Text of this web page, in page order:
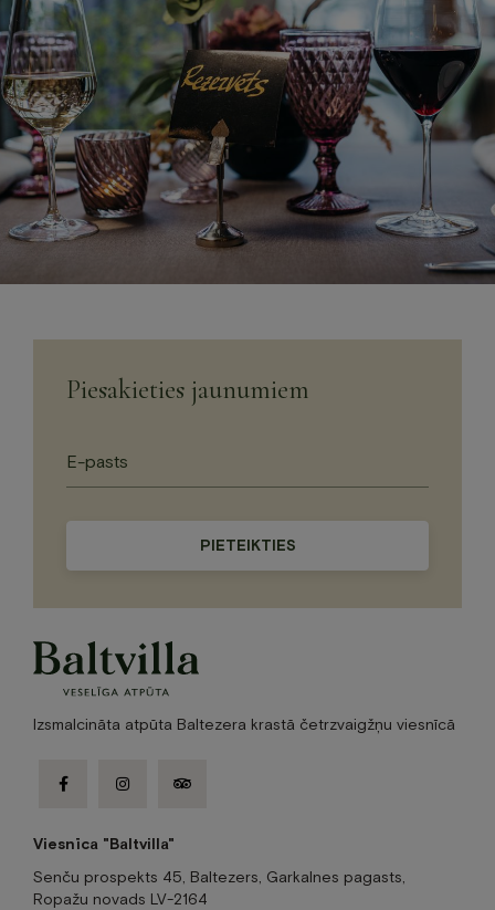
Piesakieties jaunumiem
Izsmalcināta atpūta Baltezera krastā četrzvaigžņu viesnīcā
facebook-instagramtripadvisor
Viesnīca "Baltvilla"
Senču prospekts 45, Baltezers, Garkalnes pagasts,
Ropažu novads LV-2164